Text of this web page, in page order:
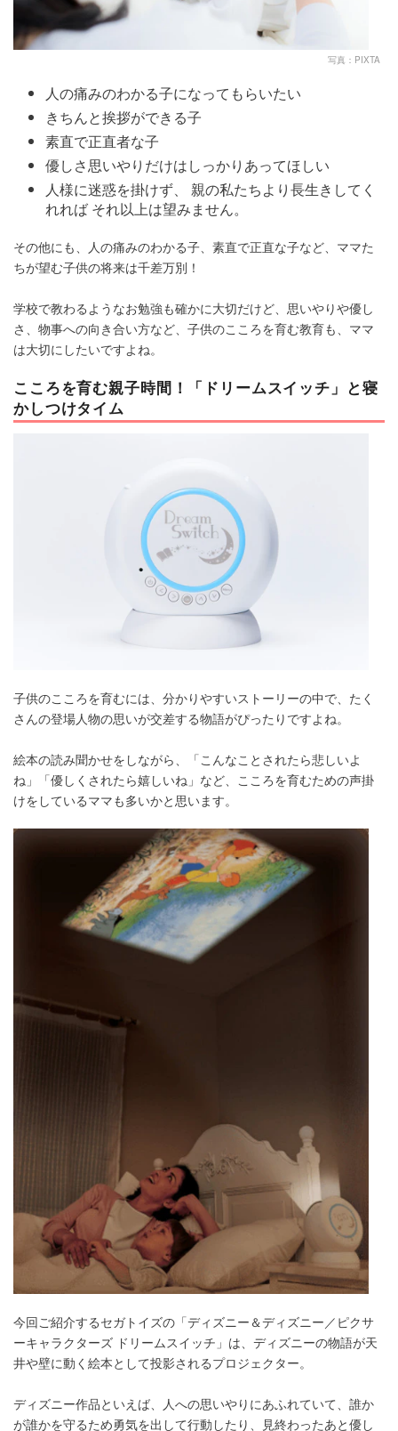
写真：PIXTA
人の痛みのわかる子になってもらいたい
きちんと挨拶ができる子
素直で正直者な子
優しさ思いやりだけはしっかりあってほしい
人様に迷惑を掛けず、 親の私たちより長生きしてく
れれば それ以上は望みません。
その他にも、人の痛みのわかる子、素直で正直な子など、ママた
ちが望む子供の将来は千差万別！
学校で教わるようなお勉強も確かに大切だけど、思いやりや優し
さ、物事への向き合い方など、子供のこころを育む教育も、ママ
は大切にしたいですよね。
こころを育む親子時間！「ドリームスイッチ」と寝
かしつけタイム
子供のこころを育むには、分かりやすいストーリーの中で、たく
さんの登場人物の思いが交差する物語がぴったりですよね。
絵本の読み聞かせをしながら、「こんなことされたら悲しいよ
ね」「優しくされたら嬉しいね」など、こころを育むための声掛
けをしているママも多いかと思います。
今回ご紹介するセガトイズの「ディズニー＆ディズニー／ピクサ
ーキャラクターズ ドリームスイッチ」は、ディズニーの物語が天
井や壁に動く絵本として投影されるプロジェクター。
ディズニー作品といえば、人への思いやりにあふれていて、誰か
が誰かを守るため勇気を出して行動したり、見終わったあと優し